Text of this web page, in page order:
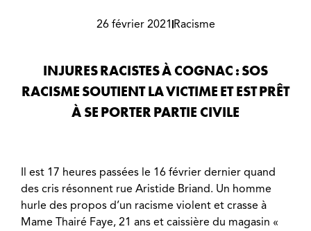
26 février 2021 Racisme
INJURES RACISTES À COGNAC : SOS
RACISME SOUTIENT LA VICTIME ET EST PRÊT
À SE PORTER PARTIE CIVILE
Il est 17 heures passées le 16 février dernier quand
des cris résonnent rue Aristide Briand. Un homme
hurle des propos d’un racisme violent et crasse à
Mame Thairé Faye, 21 ans et caissière du magasin «